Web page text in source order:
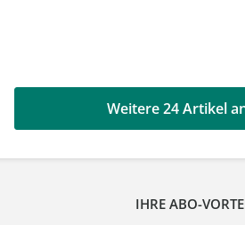
Weitere 24 Artikel
IHRE ABO-